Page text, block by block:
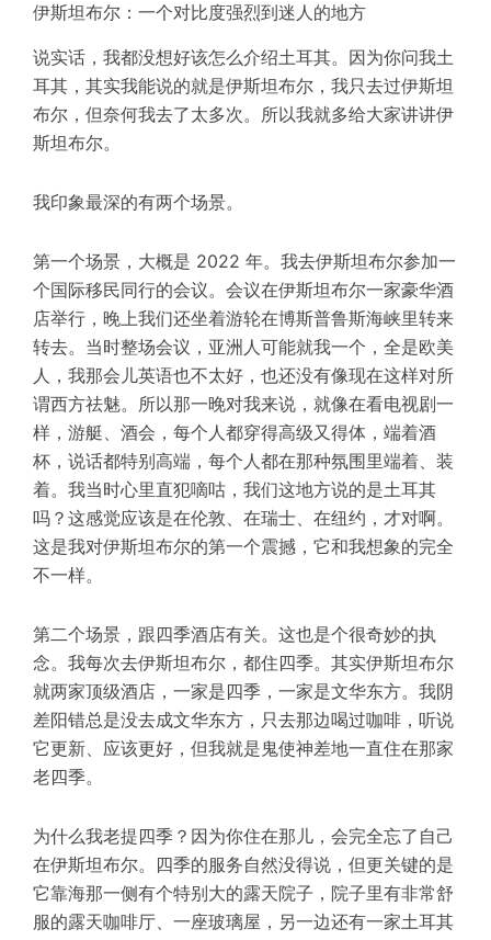
伊斯坦布尔：一个对比度强烈到迷人的地方
说实话，我都没想好该怎么介绍土耳其。因为你问我土
耳其，其实我能说的就是伊斯坦布尔，我只去过伊斯坦
布尔，但奈何我去了太多次。所以我就多给大家讲讲伊
斯坦布尔。
我印象最深的有两个场景。
第一个场景，大概是 2022 年。我去伊斯坦布尔参加一
个国际移民同行的会议。会议在伊斯坦布尔一家豪华酒
店举行，晚上我们还坐着游轮在博斯普鲁斯海峡里转来
转去。当时整场会议，亚洲人可能就我一个，全是欧美
人，我那会儿英语也不太好，也还没有像现在这样对所
谓西方祛魅。所以那一晚对我来说，就像在看电视剧一
样，游艇、酒会，每个人都穿得高级又得体，端着酒
杯，说话都特别高端，每个人都在那种氛围里端着、装
着。我当时心里直犯嘀咕，我们这地方说的是土耳其
吗？这感觉应该是在伦敦、在瑞士、在纽约，才对啊。
这是我对伊斯坦布尔的第一个震撼，它和我想象的完全
不一样。
第二个场景，跟四季酒店有关。这也是个很奇妙的执
念。我每次去伊斯坦布尔，都住四季。其实伊斯坦布尔
就两家顶级酒店，一家是四季，一家是文华东方。我阴
差阳错总是没去成文华东方，只去那边喝过咖啡，听说
它更新、应该更好，但我就是鬼使神差地一直住在那家
老四季。
为什么我老提四季？因为你住在那儿，会完全忘了自己
在伊斯坦布尔。四季的服务自然没得说，但更关键的是
它靠海那一侧有个特别大的露天院子，院子里有非常舒
服的露天咖啡厅、一座玻璃屋，另一边还有一家土耳其